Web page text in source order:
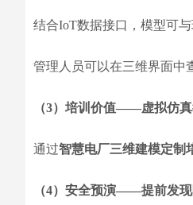
结合IoT数据接口，模型可
管理人员可以在三维界面中
（3）培训价值——虚拟仿
通过智慧电厂三维建模定制
（4）安全预演——提前发